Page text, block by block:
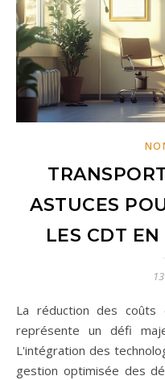
ASTUCES
LES CDT
La réduction des coûts de transport en zone urbaine
représente un défi
L'intégration des
gestion optimisée des